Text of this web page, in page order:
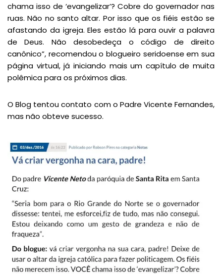
chama isso de ‘evangelizar’? Cobre do governador nas
ruas. Não no santo altar. Por isso que os fiéis estão se
afastando da igreja. Eles estão lá para ouvir a palavra
de Deus. Não desobedeça o código de direito
canônico”, recomendou o blogueiro seridoense em sua
página virtual, já iniciando mais um capítulo de muita
polêmica para os próximos dias.
O Blog tentou contato com o Padre Vicente Fernandes,
mas não obteve sucesso.